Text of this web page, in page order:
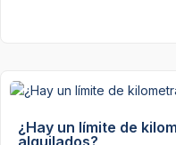
¿Hay un límite de